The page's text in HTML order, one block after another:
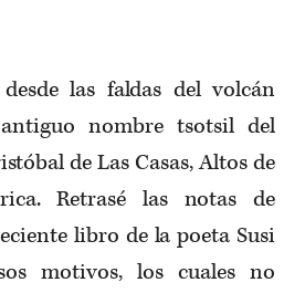
las faldas del volcán
nombre tsotsil del
de Las Casas, Altos de
Retrasé las notas de
libro de la poeta Susi
motivos, los cuales no